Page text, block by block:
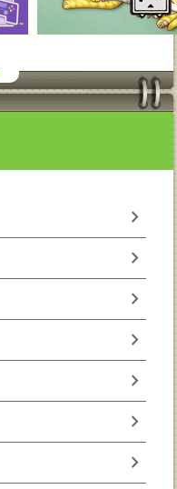
chevron_right
chevron_right
chevron_right
chevron_right
chevron_right
chevron_right
chevron_right